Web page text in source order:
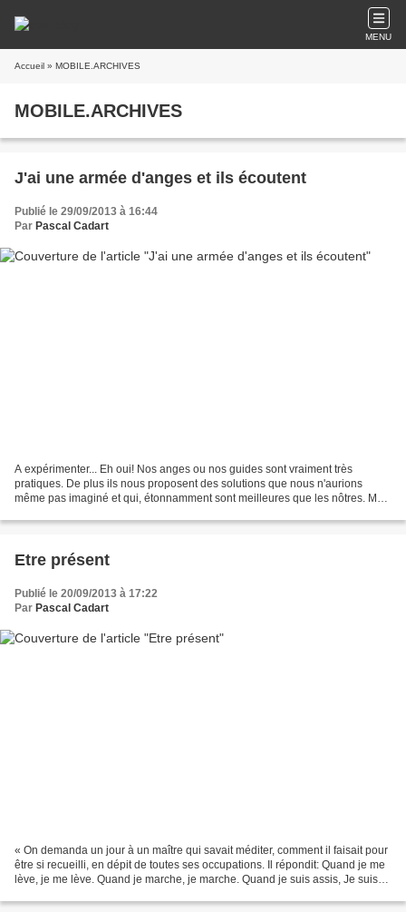
MENU
Accueil » MOBILE.ARCHIVES
MOBILE.ARCHIVES
J'ai une armée d'anges et ils écoutent
Publié le 29/09/2013 à 16:44
Par Pascal Cadart
A expérimenter... Eh oui! Nos anges ou nos guides sont vraiment très
pratiques. De plus ils nous proposent des solutions que nous n'aurions
même pas imaginé et qui, étonnamment sont meilleures que les nôtres. Mais
Etre présent
Publié le 20/09/2013 à 17:22
Par Pascal Cadart
« On demanda un jour à un maître qui savait méditer, comment il faisait pour
être si recueilli, en dépit de toutes ses occupations. Il répondit: Quand je me
lève, je me lève. Quand je marche, je marche. Quand je suis assis, Je suis